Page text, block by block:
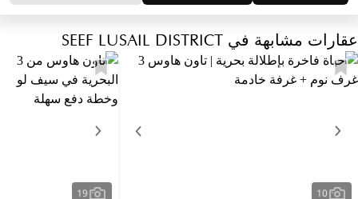
عقارات مشابهة في SEEF LUSAIL DISTRICT
10
19